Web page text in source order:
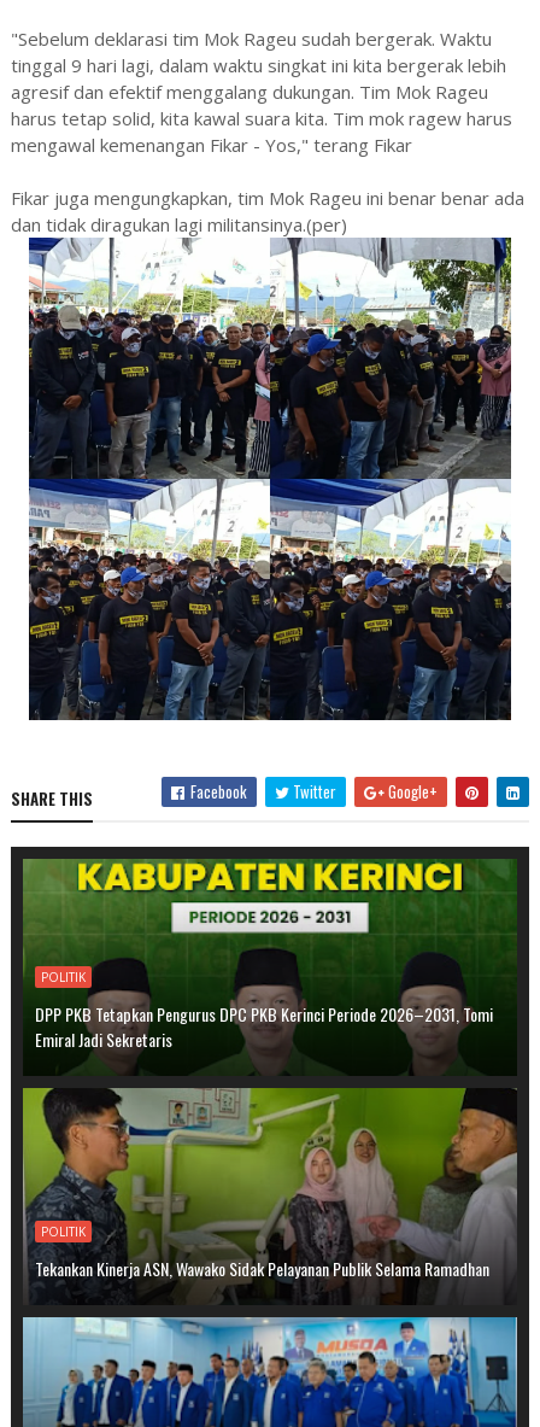
"Sebelum deklarasi tim Mok Rageu sudah bergerak. Waktu
tinggal 9 hari lagi, dalam waktu singkat ini kita bergerak lebih
agresif dan efektif menggalang dukungan. Tim Mok Rageu
harus tetap solid, kita kawal suara kita. Tim mok ragew harus
mengawal kemenangan Fikar - Yos," terang Fikar
Fikar juga mengungkapkan, tim Mok Rageu ini benar benar ada
dan tidak diragukan lagi militansinya.(per)
SHARE THIS Facebook Twitter Google+
POLITIK
DPP PKB Tetapkan Pengurus DPC PKB Kerinci Periode 2026–2031, Tomi
Emiral Jadi Sekretaris
POLITIK
Tekankan Kinerja ASN, Wawako Sidak Pelayanan Publik Selama Ramadhan